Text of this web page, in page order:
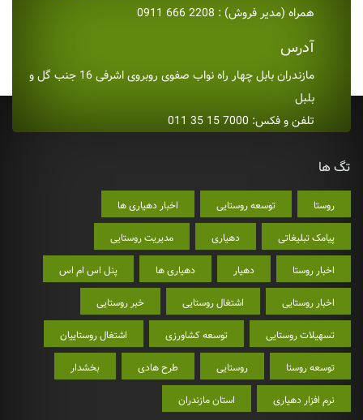
همراه (مدیر فروش) : 2208 666 0911
آدرس
مازندران بابل چهار راه نواب صفوی روبروی اشرفی 16 جنب گل و
بلبل
تلفن و فکس: 7000 15 35 011
تگ ها
روستا توسعه روستایی اخبار دهیاری ها
پیامک تبلیغاتی دهیاری مدیریت روستایی
اخبار روستا دهیار دهیاری ها پنل اس ام اس
اخبار روستایی اشتغال روستایی خبر روستایی
تسهیلات روستایی توسعه کشاورزی اشتغال روستاییان
توسعه روستا روستایی طرح هادی بخشدار
نرم افزار دهیاری استان مازندران